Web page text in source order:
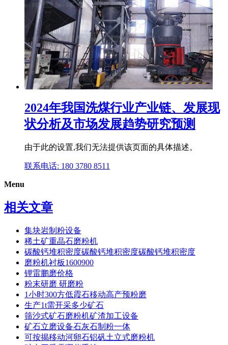
2024年我国洗煤行业产业链、发展现
状分析及市场发展趋势研究预测
由于此的设置,我们无法提供该页面的具体描述。
联系电话: 180 3780 8511
Menu
相关文章
集块岩制粉设备
稀土矿重晶石磨粉机
碳酸钙堆积密度碳酸钙堆积密度碳酸钙堆积密度
磨粉机衬板1600900
锂雷鹏磨价格
粉末研磨 研磨粉
1小时300方低霞石移动高产预粉磨
生产1t需开采多少矿石
筛沙式矿石磨粉机矿渣加工设备
矿石立磨设备石灰石制粉一体
可按揭移动河卵石铝矾土立式磨粉机